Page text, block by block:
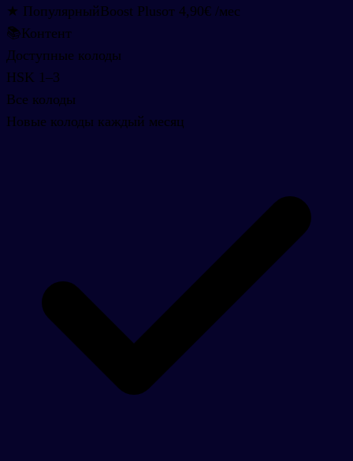
★ ПопулярныйBoost Plusот 4,90€ /мес
📚Контент
Доступные колоды
HSK 1–3
Все колоды
Новые колоды каждый месяц